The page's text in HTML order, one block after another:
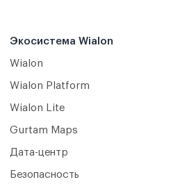
Экосистема Wialon
Wialon
Wialon Platform
Wialon Lite
Gurtam Maps
Дата-центр
Безопасность